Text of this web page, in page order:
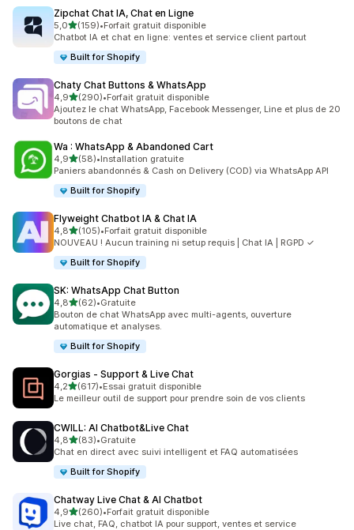
Zipchat Chat IA, Chat en Ligne
5,0étoile(s) sur 5
(159)
159 avis au total
•Forfait gratuit disponible
Chatbot IA et chat en ligne: ventes et service client partout
Built for Shopify
Chaty Chat Buttons & WhatsApp
4,9étoile(s) sur 5
(290)
290 avis au total
•Forfait gratuit disponible
Ajoutez le chat WhatsApp, Facebook Messenger, Line et plus de 20
boutons de chat
Wa : WhatsApp & Abandoned Cart
4,9étoile(s) sur 5
(58)
58 avis au total
•Installation gratuite
Paniers abandonnés & Cash on Delivery (COD) via WhatsApp API
Built for Shopify
Flyweight Chatbot IA & Chat IA
4,8étoile(s) sur 5
(105)
105 avis au total
•Forfait gratuit disponible
NOUVEAU ! Aucun training ni setup requis | Chat IA | RGPD ✓
Built for Shopify
SK: WhatsApp Chat Button
4,8étoile(s) sur 5
(62)
62 avis au total
•Gratuite
Bouton de chat WhatsApp avec multi-agents, ouverture
automatique et analyses.
Built for Shopify
Gorgias ‑ Support & Live Chat
4,2étoile(s) sur 5
(617)
617 avis au total
•Essai gratuit disponible
Le meilleur outil de support pour prendre soin de vos clients
CWILL: AI Chatbot&Live Chat
4,8étoile(s) sur 5
(83)
83 avis au total
•Gratuite
Chat en direct avec suivi intelligent et FAQ automatisées
Built for Shopify
Chatway Live Chat & AI Chatbot
4,9étoile(s) sur 5
(260)
260 avis au total
•Forfait gratuit disponible
Live chat, FAQ, chatbot IA pour support, ventes et service